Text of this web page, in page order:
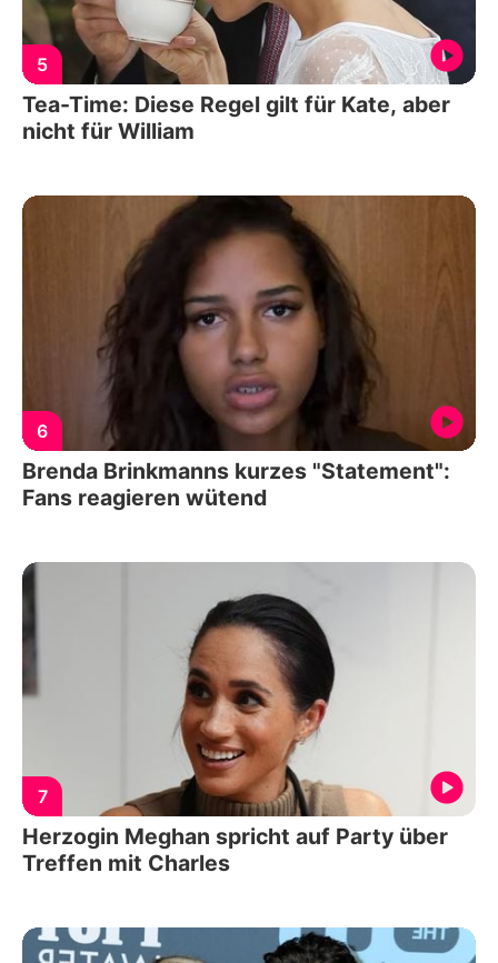
5
Tea-Time: Diese Regel gilt für Kate, aber
nicht für William
6
Brenda Brinkmanns kurzes "Statement":
Fans reagieren wütend
7
Herzogin Meghan spricht auf Party über
Treffen mit Charles